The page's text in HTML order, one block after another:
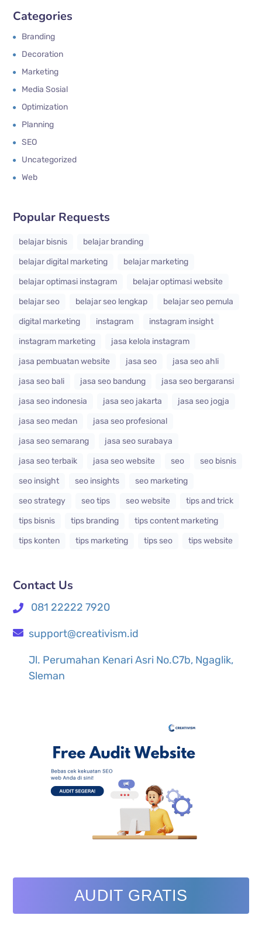
Categories
Branding
Decoration
Marketing
Media Sosial
Optimization
Planning
SEO
Uncategorized
Web
Popular Requests
belajar bisnis
belajar branding
belajar digital marketing
belajar marketing
belajar optimasi instagram
belajar optimasi website
belajar seo
belajar seo lengkap
belajar seo pemula
digital marketing
instagram
instagram insight
instagram marketing
jasa kelola instagram
jasa pembuatan website
jasa seo
jasa seo ahli
jasa seo bali
jasa seo bandung
jasa seo bergaransi
jasa seo indonesia
jasa seo jakarta
jasa seo jogja
jasa seo medan
jasa seo profesional
jasa seo semarang
jasa seo surabaya
jasa seo terbaik
jasa seo website seo
seo bisnis
seo insight
seo insights
seo marketing
seo strategy
seo tips seo website
tips and trick
tips bisnis
tips branding
tips content marketing
tips konten
tips marketing tips seo tips website
Contact Us
081 22222 7920
support@creativism.id
Jl. Perumahan Kenari Asri No.C7b, Ngaglik,
Sleman
AUDIT GRATIS